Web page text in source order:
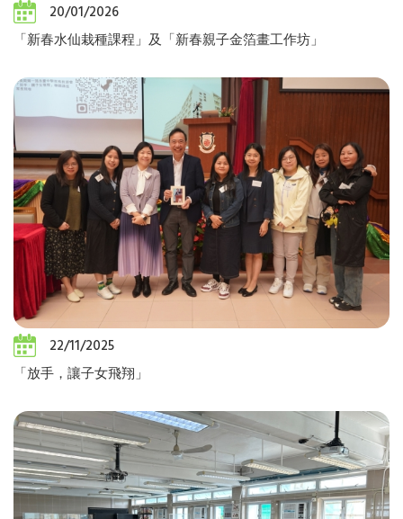
20/01/2026
「新春水仙栽種課程」及「新春親子金箔畫工作坊」
22/11/2025
「放手，讓子女飛翔」